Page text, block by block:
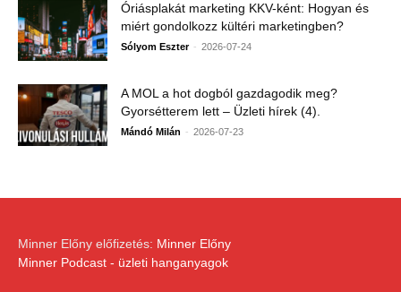
Óriásplakát marketing KKV-ként: Hogyan és
miért gondolkozz kültéri marketingben?
Sólyom Eszter - 2026-07-24
A MOL a hot dogból gazdagodik meg?
Gyorsétterem lett – Üzleti hírek (4).
Mándó Milán - 2026-07-23
Minner Előny előfizetés: Minner Előny
Minner Podcast - üzleti hanganyagok